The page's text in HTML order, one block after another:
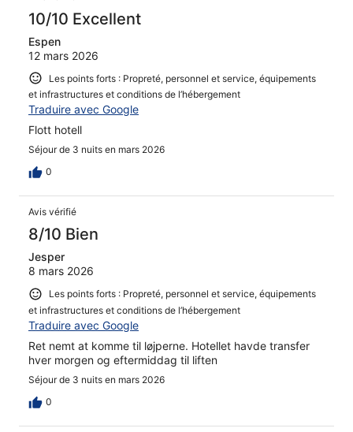
10/10 Excellent
Espen
12 mars 2026
Les points forts : Propreté, personnel et service, équipements
et infrastructures et conditions de l’hébergement
Traduire avec Google
Flott hotell
Séjour de 3 nuits en mars 2026
0
Avis vérifié
8/10 Bien
Jesper
8 mars 2026
Les points forts : Propreté, personnel et service, équipements
et infrastructures et conditions de l’hébergement
Traduire avec Google
Ret nemt at komme til løjperne. Hotellet havde transfer
hver morgen og eftermiddag til liften
Séjour de 3 nuits en mars 2026
0